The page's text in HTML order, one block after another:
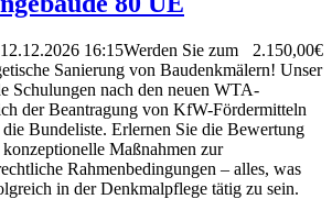
16:15 2.150,00€
Werden Sie zum
Sanierung von Baudenkmälern! Unser
Schulungen nach den neuen WTA-
der Beantragung von KfW-Fördermitteln
Bundeliste. Erlernen Sie die Bewertung
Maßnahmen zur
Rahmenbedingungen – alles, was
in der Denkmalpflege tätig zu sein.